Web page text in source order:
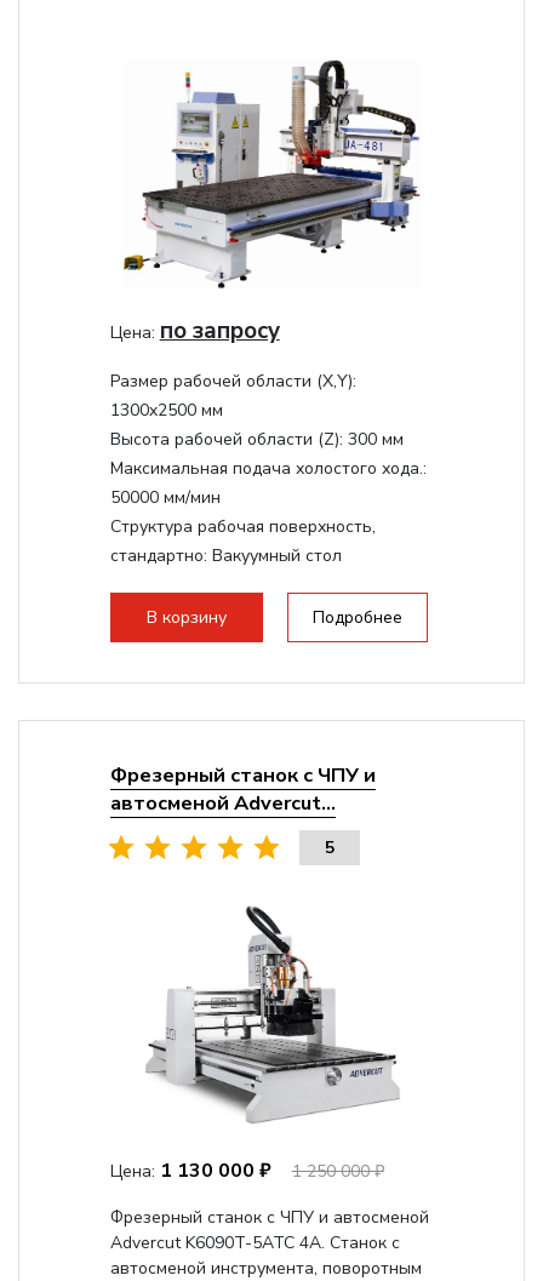
Цена: по запросу
Размер рабочей области (Х,Y):
1300x2500 мм
Высота рабочей области (Z): 300 мм
Максимальная подача холостого хода.:
50000 мм/мин
Структура рабочая поверхность,
стандартно: Вакуумный стол
Мощность инвертора:
10500 Вт
Охлаждение шпинделя:Воздушное
В корзину Подробнее
Фрезерный станок с ЧПУ и
автосменой Advercut...
5
Цена: 1 130 000 ₽
1 250 000 ₽
Фрезерный станок с ЧПУ и автосменой
Advercut K6090T-5ATC 4A. Станок с
автосменой инструмента, поворотным